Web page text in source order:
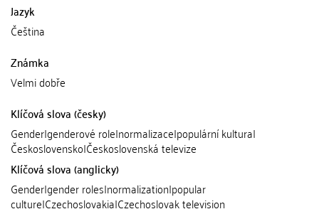
Jazyk
Čeština
Známka
Velmi dobře
Klíčová slova (česky)
Gender|genderové role|normalizace|populární kultura|
Československo|Československá televize
Klíčová slova (anglicky)
Gender|gender roles|normalization|popular
culture|Czechoslovakia|Czechoslovak television